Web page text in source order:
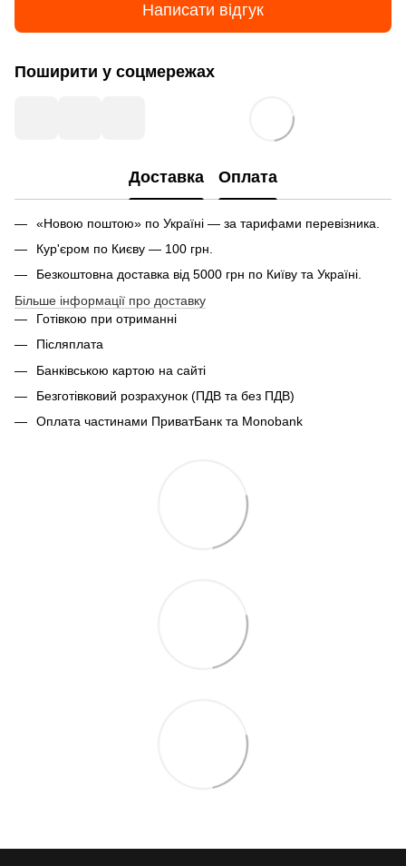
Написати відгук
Поширити у соцмережах
Доставка Оплата
«Новою поштою» по Україні — за тарифами перевізника.
Кур'єром по Києву — 100 грн.
Безкоштовна доставка від 5000 грн по Київу та Україні.
Більше інформації про доставку
Готівкою при отриманні
Післяплата
Банківською картою на сайті
Безготівковий розрахунок (ПДВ та без ПДВ)
Оплата частинами ПриватБанк та Monobank